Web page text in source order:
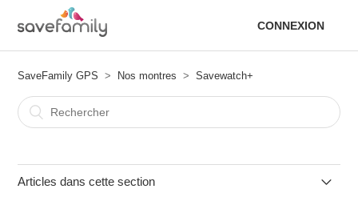
CONNEXION
SaveFamily GPS Nos montres Savewatch+
Articles dans cette section